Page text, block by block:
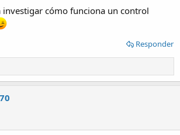
investigar cómo funciona un control
Responder